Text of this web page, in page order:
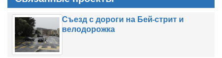
Съезд с дороги на Бей-стрит и
велодорожка